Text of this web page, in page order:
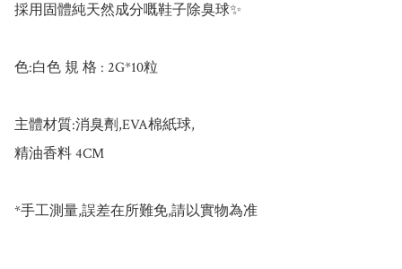
採用固體純天然成分嘅鞋子除臭球✨
色:白色 規 格 : 2G*10粒
主體材質:消臭劑,EVA棉紙球,
精油香料 4CM
*手工測量,誤差在所難免,請以實物為准